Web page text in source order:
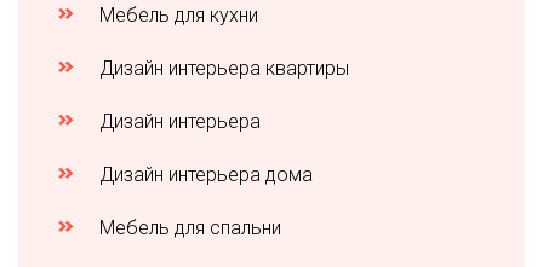
Мебель для кухни
Дизайн интерьера квартиры
Дизайн интерьера
Дизайн интерьера дома
Мебель для спальни